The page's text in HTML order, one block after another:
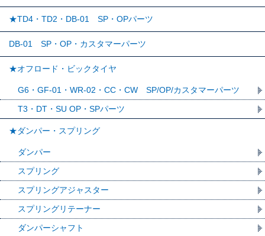
★TD4・TD2・DB-01 SP・OPパーツ
DB-01 SP・OP・カスタマーパーツ
★オフロード・ビックタイヤ
G6・GF-01・WR-02・CC・CW SP/OP/カスタマーパーツ
T3・DT・SU OP・SPパーツ
★ダンパー・スプリング
ダンパー
スプリング
スプリングアジャスター
スプリングリテーナー
ダンパーシャフト